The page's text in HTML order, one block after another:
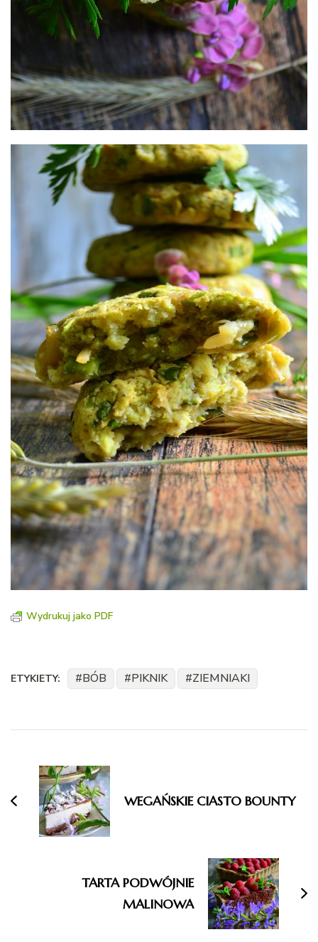
Wydrukuj jako PDF
ETYKIETY: BÓB PIKNIK ZIEMNIAKI
wpisu
WEGAŃSKIE CIASTO BOUNTY
TARTA PODWÓJNIE
MALINOWA